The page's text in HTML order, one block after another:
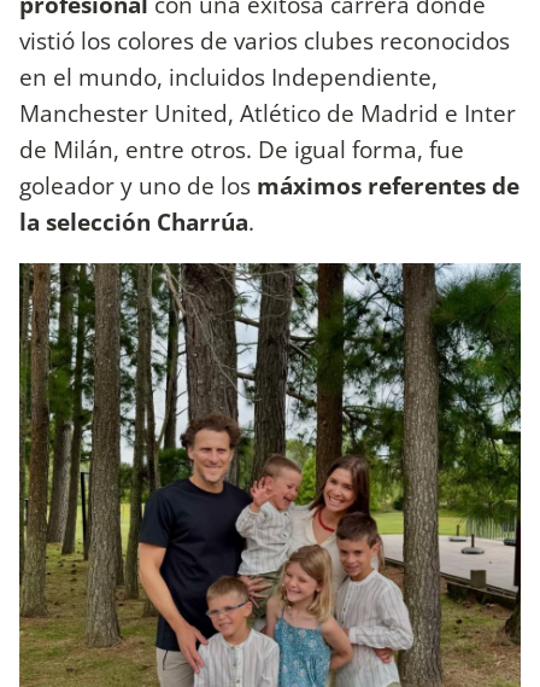
vistió los colores de varios clubes reconocidos
en el mundo, incluidos Independiente,
Manchester United, Atlético de Madrid e Inter
de Milán, entre otros. De igual forma, fue
goleador y uno de los máximos referentes de
la selección Charrúa.